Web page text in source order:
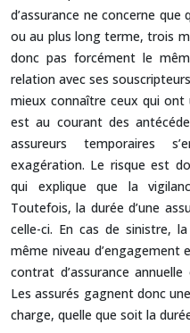
d’assurance ne concerne
ou au plus long terme, trois
donc pas forcément le
relation avec ses
mieux connaître ceux qui ont
est au courant des
assureurs temporaires
exagération. Le risque est
qui explique que la
Toutefois, la durée d’une
celle-ci. En cas de sinistre,
même niveau d’engagement
contrat d’assurance
Les assurés gagnent donc
charge, quelle que soit la